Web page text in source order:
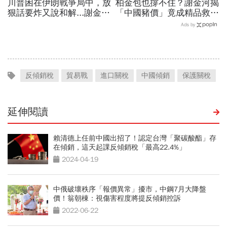
川普困在伊朗戰爭局中，放
狠話要炸又說和解...謝金河
柏金包也撐不住？謝金河揭
「中國豬價」竟成精品救命
指標…內需不振愛馬仕恐怕
Ads by
反傾銷稅 貿易戰 進口關稅 中國傾銷 保護關稅
延伸閱讀
賴清德上任前中國出招了！認定台灣「聚碳酸酯」存
在傾銷，這天起課反傾銷稅「最高22.4%」
2024-04-19
中俄破壞秩序「報價異常」擾市，中鋼7月大降盤
價！翁朝棟：視傷害程度將提反傾銷控訴
2022-06-22